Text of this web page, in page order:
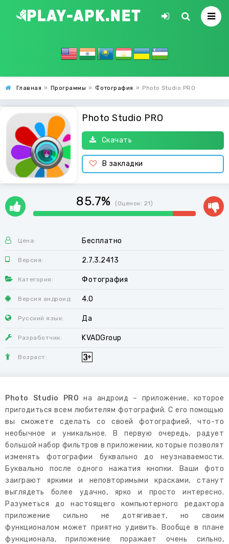
Главная » Программы » Фотография » Photo Studio PRO
Photo Studio PRO
Скачать
В закладки
85.7% (Оценок: 21)
Цена: Бесплатно
Версия: 2.7.3.2413
Категория: Фотография
Версия андроид: 4.0
Русский язык: Да
Разработчик: KVADGroup
Возраст:
Photo Studio PRO на андроид – приложение, которое
пригодиться всем любителям фотографий. С его помощью
вы сможете сделать со своей фотографией, что-то
необычное и уникальное. В первую очередь, радует
большой набор фильтров в приложении, которые позволят
изменять фотографии буквально до неузнаваемости.
Буквально после одного нажатия кнопки. Ваши фото
заиграют яркими и неповторимыми красками, станут
выглядеть более удачно, ярко и просто интересно.
Разуметься до настоящего компьютерного редактора
приложение сильно не дотягивает, но своим
функционалом может приятно удивить. Вообще в плане
функционала, приложение поражает очень сильно,